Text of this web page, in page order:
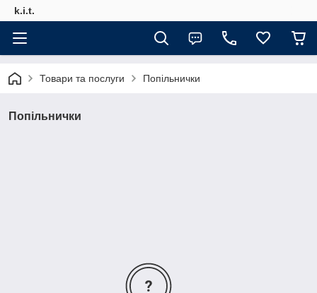
k.i.t.
Товари та послуги Попільнички
Попільнички